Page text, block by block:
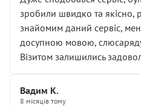
зробили швидко та якісно,
знайомим даний сервіс,
досупною мовою,
Візитом залишились
Вадим К.
8 місяців тому